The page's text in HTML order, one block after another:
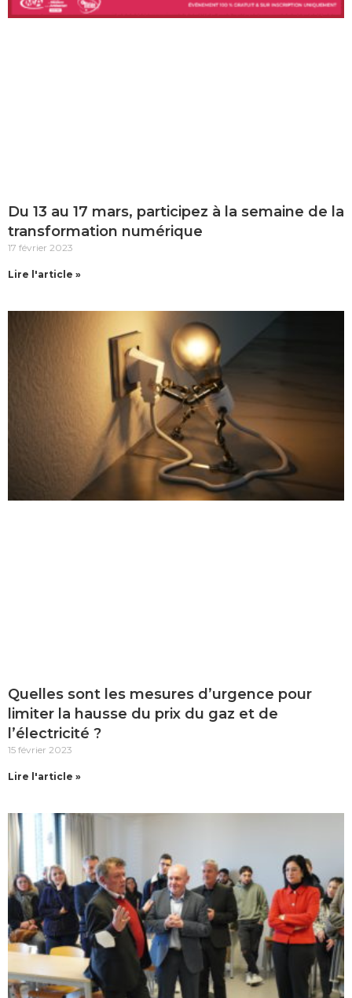
Du 13 au 17 mars, participez à la semaine de la
transformation numérique
17 février 2023
Lire l'article »
Quelles sont les mesures d’urgence pour
limiter la hausse du prix du gaz et de
l’électricité ?
15 février 2023
Lire l'article »